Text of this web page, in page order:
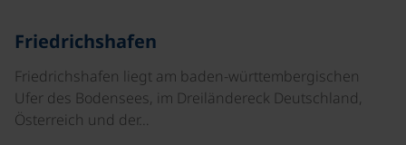
Friedrichshafen
Friedrichshafen liegt am baden-württembergischen
Ufer des Bodensees, im Dreiländereck Deutschland,
Österreich und der…